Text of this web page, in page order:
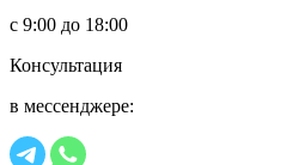
с 9:00 до 18:00
Консультация
в мессенджере: